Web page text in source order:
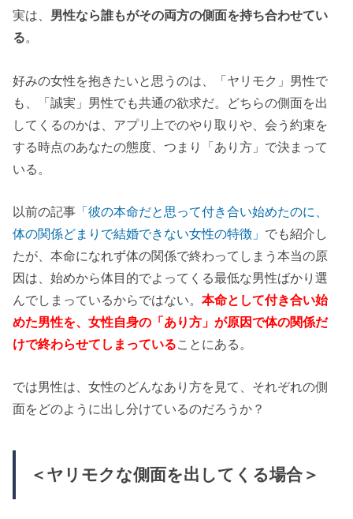
実は、 男性なら誰もがその両方の側面を持ち合わせてい
る。
好みの女性を抱きたいと思うのは、「ヤリモク」男性で
も、「誠実」男性でも共通の欲求だ。どちらの側面を出
してくるのかは、アプリ上でのやり取りや、会う約束を
する時点のあなたの態度、つまり「あり方」で決まって
いる。
以前の記事 「彼の本命だと思って付き合い始めたのに、
体の関係どまりで結婚できない女性の特徴」 でも紹介し
たが、本命になれず体の関係で終わってしまう本当の原
因は、始めから体目的でよってくる最低な男性ばかり選
んでしまっているからではない。本命として付き合い始
めた男性を、女性自身の「あり方」が原因で体の関係だ
けで終わらせてしまっていることにある。
では男性は、女性のどんなあり方を見て、それぞれの側
面をどのように出し分けているのだろうか？
＜ヤリモクな側面を出してくる場合＞